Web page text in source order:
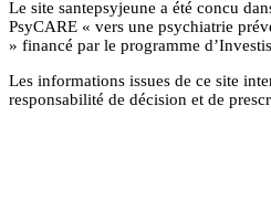
Le site santepsyjeune a été concu
PsyCARE « vers une psychiatrie
» financé par le programme
Les informations issues de ce site
responsabilité de décision et de